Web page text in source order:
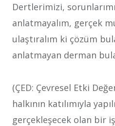
Dertlerimizi,
anlatmayalım, gerçek
ulaştıralım ki çözüm
anlatmayan derman
(ÇED: Çevresel Etki
halkının katılımıyla
gerçekleşecek olan bir